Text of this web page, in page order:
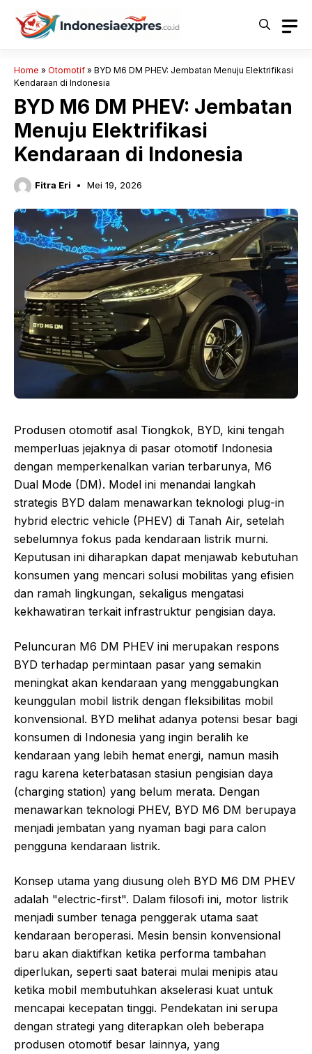
Langsung
Home » Otomotif » BYD M6 DM PHEV: Jembatan Menuju Elektrifikasi
Kendaraan di Indonesia
BYD M6 DM PHEV: Jembatan
Menuju Elektrifikasi
Kendaraan di Indonesia
Fitra Eri Mei 19, 2026
Produsen otomotif asal Tiongkok, BYD, kini tengah
memperluas jejaknya di pasar otomotif Indonesia
dengan memperkenalkan varian terbarunya, M6
Dual Mode (DM). Model ini menandai langkah
strategis BYD dalam menawarkan teknologi plug-in
hybrid electric vehicle (PHEV) di Tanah Air, setelah
sebelumnya fokus pada kendaraan listrik murni.
Keputusan ini diharapkan dapat menjawab kebutuhan
konsumen yang mencari solusi mobilitas yang efisien
dan ramah lingkungan, sekaligus mengatasi
kekhawatiran terkait infrastruktur pengisian daya.
Peluncuran M6 DM PHEV ini merupakan respons
BYD terhadap permintaan pasar yang semakin
meningkat akan kendaraan yang menggabungkan
keunggulan mobil listrik dengan fleksibilitas mobil
konvensional. BYD melihat adanya potensi besar bagi
konsumen di Indonesia yang ingin beralih ke
kendaraan yang lebih hemat energi, namun masih
ragu karena keterbatasan stasiun pengisian daya
(charging station) yang belum merata. Dengan
menawarkan teknologi PHEV, BYD M6 DM berupaya
menjadi jembatan yang nyaman bagi para calon
pengguna kendaraan listrik.
Konsep utama yang diusung oleh BYD M6 DM PHEV
adalah "electric-first". Dalam filosofi ini, motor listrik
menjadi sumber tenaga penggerak utama saat
kendaraan beroperasi. Mesin bensin konvensional
baru akan diaktifkan ketika performa tambahan
diperlukan, seperti saat baterai mulai menipis atau
ketika mobil membutuhkan akselerasi kuat untuk
mencapai kecepatan tinggi. Pendekatan ini serupa
dengan strategi yang diterapkan oleh beberapa
produsen otomotif besar lainnya, yang